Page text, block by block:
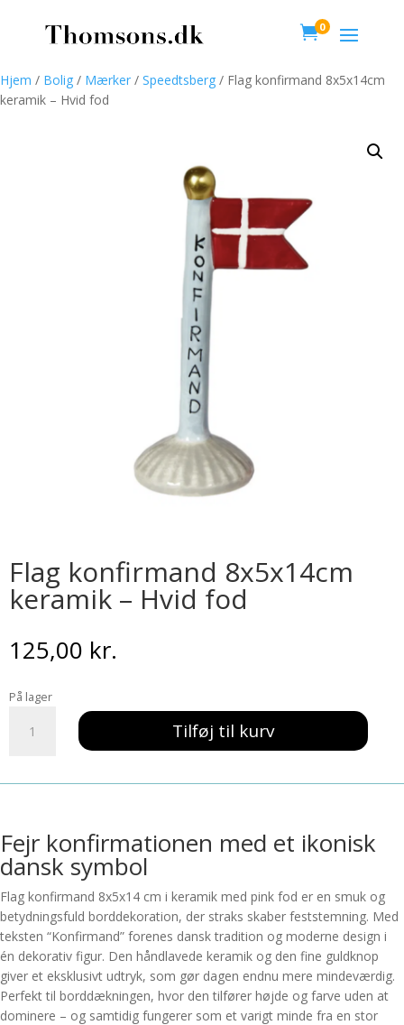
0
Hjem / Bolig / Mærker / Speedtsberg / Flag konfirmand 8x5x14cm
keramik – Hvid fod
Flag konfirmand 8x5x14cm
keramik – Hvid fod
125,00 kr.
På lager
konfirmand
fod
antal
Tilføj til kurv
Fejr konfirmationen med et ikonisk
dansk symbol
Flag konfirmand 8x5x14 cm i keramik med pink fod er en smuk og
betydningsfuld borddekoration, der straks skaber feststemning. Med
teksten “Konfirmand” forenes dansk tradition og moderne design i
én dekorativ figur. Den håndlavede keramik og den fine guldknop
giver et eksklusivt udtryk, som gør dagen endnu mere mindeværdig.
Perfekt til borddækningen, hvor den tilfører højde og farve uden at
dominere – og samtidig fungerer som et varigt minde fra en stor